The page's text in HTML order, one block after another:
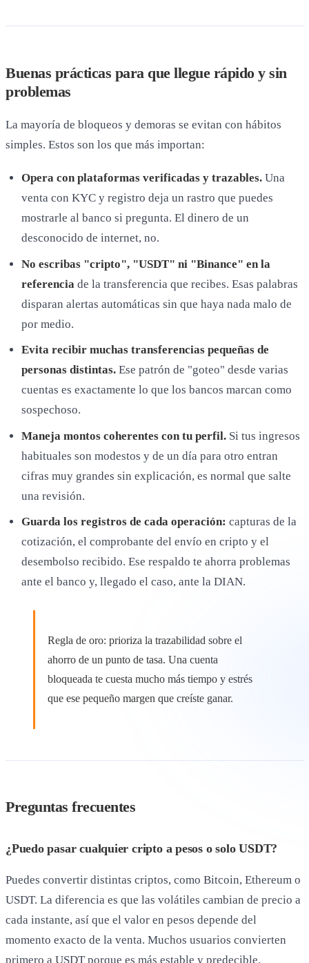
Buenas prácticas para que llegue rápido y sin
problemas
La mayoría de bloqueos y demoras se evitan con hábitos
simples. Estos son los que más importan:
Opera con plataformas verificadas y trazables.Una
venta con KYC y registro deja un rastro que puedes
mostrarle al banco si pregunta. El dinero de un
desconocido de internet, no.
No escribas "cripto", "USDT" ni "Binance" en la
referencia de la transferencia que recibes. Esas palabras
disparan alertas automáticas sin que haya nada malo de
por medio.
Evita recibir muchas transferencias pequeñas de
personas distintas.Ese patrón de "goteo" desde varias
cuentas es exactamente lo que los bancos marcan como
sospechoso.
Maneja montos coherentes con tu perfil.Si tus ingresos
habituales son modestos y de un día para otro entran
cifras muy grandes sin explicación, es normal que salte
una revisión.
Guarda los registros de cada operación: capturas de la
cotización, el comprobante del envío en cripto y el
desembolso recibido. Ese respaldo te ahorra problemas
ante el banco y, llegado el caso, ante la DIAN.
Regla de oro: prioriza la trazabilidad sobre el
ahorro de un punto de tasa. Una cuenta
bloqueada te cuesta mucho más tiempo y estrés
que ese pequeño margen que creíste ganar.
Preguntas frecuentes
¿Puedo pasar cualquier cripto a pesos o solo USDT?
Puedes convertir distintas criptos, como Bitcoin, Ethereum o
USDT. La diferencia es que las volátiles cambian de precio a
cada instante, así que el valor en pesos depende del
momento exacto de la venta. Muchos usuarios convierten
primero a USDT porque es más estable y predecible.